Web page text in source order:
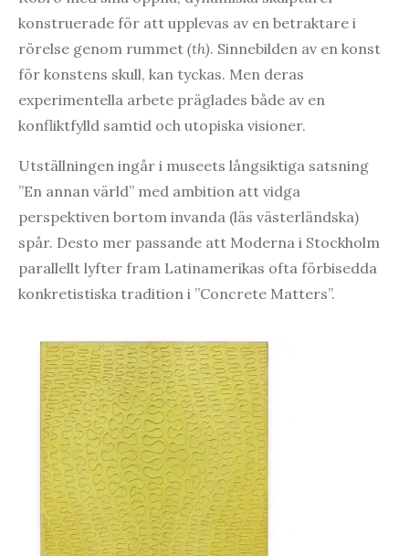
konstruerade för att upplevas av en betraktare i
rörelse genom rummet (th). Sinnebilden av en konst
för konstens skull, kan tyckas. Men deras
experimentella arbete präglades både av en
konfliktfylld samtid och utopiska visioner.
Utställningen ingår i museets långsiktiga satsning
”En annan värld” med ambition att vidga
perspektiven bortom invanda (läs västerländska)
spår. Desto mer passande att Moderna i Stockholm
parallellt lyfter fram Latinamerikas ofta förbisedda
konkretistiska tradition i ”Concrete Matters”.